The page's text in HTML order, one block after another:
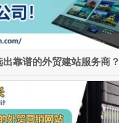
靠谱的外贸建站服务商？